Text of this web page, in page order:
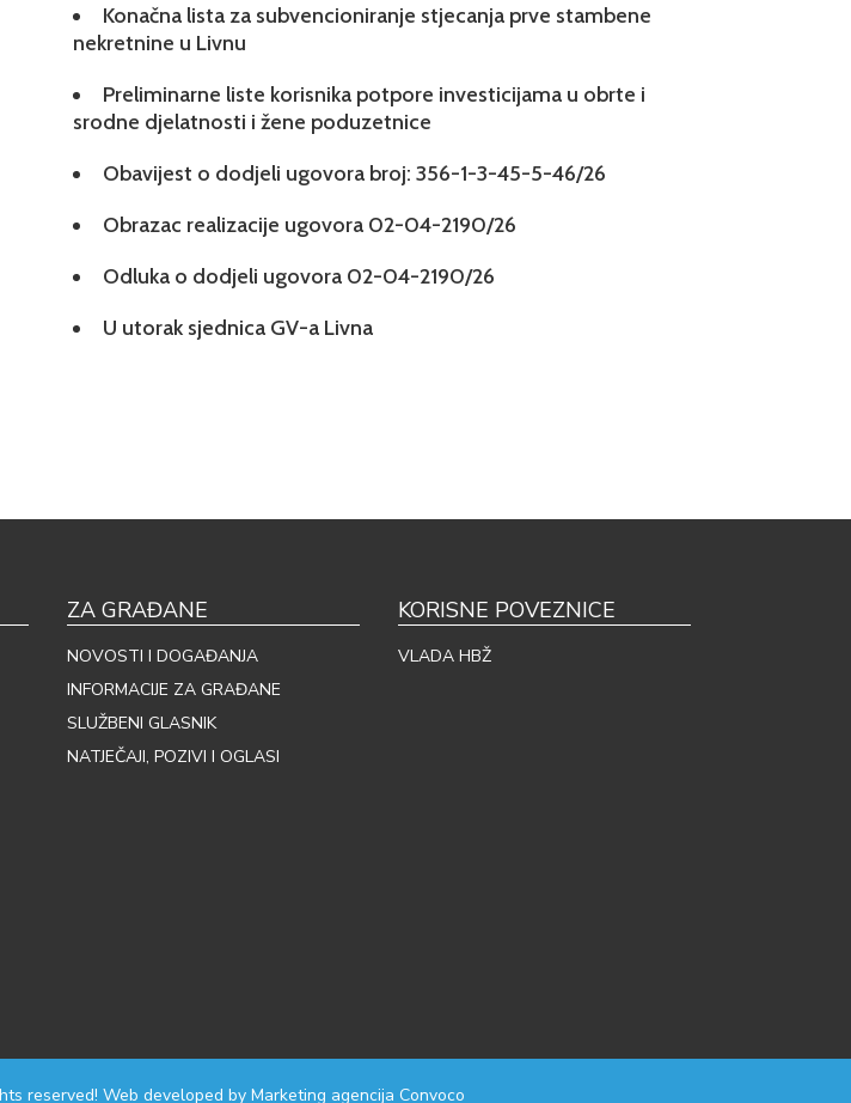
Konačna lista za subvencioniranje stjecanja prve stambene
nekretnine u Livnu
Preliminarne liste korisnika potpore investicijama u obrte i
srodne djelatnosti i žene poduzetnice
Obavijest o dodjeli ugovora broj: 356-1-3-45-5-46/26
Obrazac realizacije ugovora 02-04-2190/26
Odluka o dodjeli ugovora 02-04-2190/26
U utorak sjednica GV-a Livna
ZA GRAĐANE
NOVOSTI I DOGAĐANJA
INFORMACIJE ZA GRAĐANE
SLUŽBENI GLASNIK
NATJEČAJI, POZIVI I OGLASI
KORISNE POVEZNICE
VLADA HBŽ
reserved! Web developed by Marketing agencija Convoco